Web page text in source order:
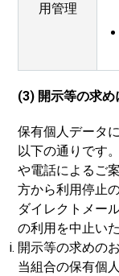
用管理
(3) 開示等の求め
保有個人データ
以下の通りです
や電話によるご
方から利用停止
ダイレクトメー
の利用を中止い
開示等の求めの
当組合の保有個